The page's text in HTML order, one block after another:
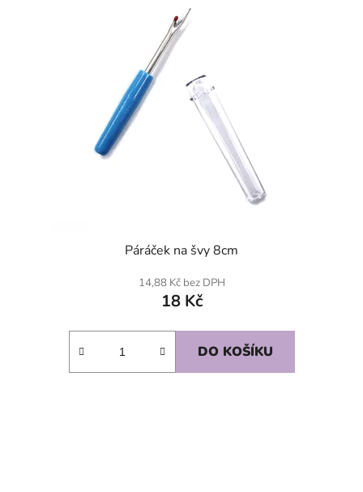
Páráček na švy 8cm
14,88 Kč bez DPH
18 Kč
DO KOŠÍKU